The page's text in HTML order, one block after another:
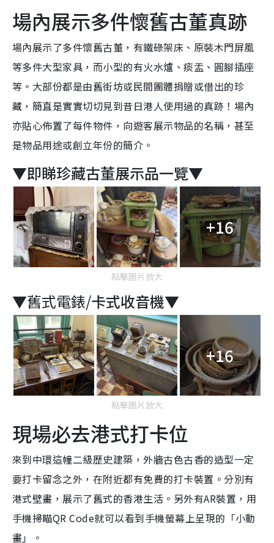
場內展示多件懷舊古董真跡
場內展示了多件懷舊古董，有鐵碌架床、原裝木門屏風
等多件大型家具，而小型的有火水爐、痰盂、圓腳插座
等。大部份都是由舊街坊或民間團體捐贈或借出的珍
藏，簡直是實實切切見到昔日港人使用過的真跡！場內
亦貼心佈置了每件物件，向遊客展示物品的名稱，甚至
是物品用途或創立年份的簡介。
▼即睇珍藏古董展示品一覽▼
+16
點擊圖片放大
▼舊式電錶/卡式收音機▼
+16
點擊圖片放大
現場必去港式打卡位
來到中環這幢二級歷史建築，外牆古色古香的造型一定
要打卡留念之外，在附近都有免費的打卡裝置。分別有
港式壁畫，展示了舊式的香港生活。另外有AR裝置，用
手機掃瞄QR Code就可以看到手機螢幕上呈現的「小動
畫」。